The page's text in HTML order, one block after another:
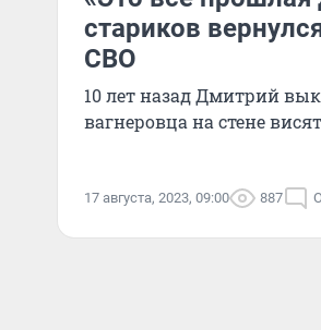
стариков
СВО
10 лет назад Дмитрий
вагнеровца на стене
17 августа, 2023, 09:00 887